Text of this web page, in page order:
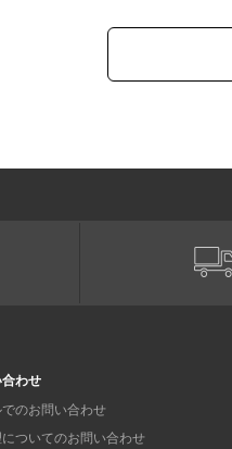
わせ
でのお問い合わせ
ついてのお問い合わせ